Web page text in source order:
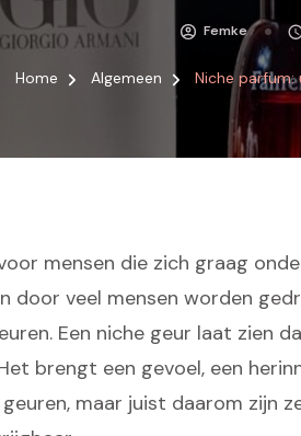
Femke
Home Algemeen Niche parfum:
mensen die zich graag
door veel mensen worden
Een niche geur laat zien
brengt een gevoel, een
maar juist daarom zijn